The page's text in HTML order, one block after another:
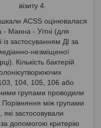
візиту 4.
ACSS оцінювалася
- Манна - Уітні (для
із застосуванням ДІ за
незміщеної
Кількість бактерій
104, 105, 106 або
групами проводили
Порівняння між групами
застосовували
допомогою критерію